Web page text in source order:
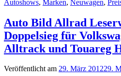
Autoshows, Marken, Neuwagen,
Auto Bild Allrad
Doppelsieg für
Alltrack und Touareg
Veröffentlicht am 29. März 201229.